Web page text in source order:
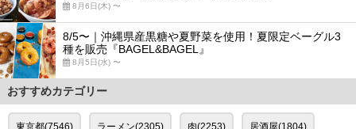
8月6日(木) 〜
8/5〜｜沖縄県産黒糖や夏野菜を使用！夏限定ベーグル3
種を販売『BAGEL&BAGEL』
8月5日(水) 〜
おすすめカテゴリー
東京都(7546) ラーメン(2305) 肉(2253) 居酒屋(1804)